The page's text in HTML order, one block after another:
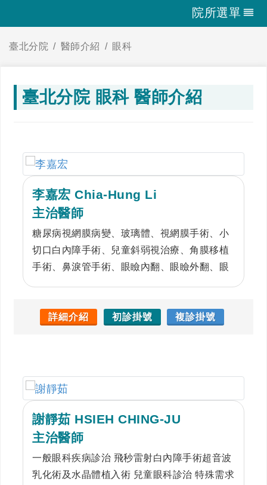
院所選單
臺北分院 醫師介紹 眼科
臺北分院 眼科 醫師介紹
李嘉宏 Chia-Hung Li
主治醫師
糖尿病視網膜病變、玻璃體、視網膜手術、小
切口白內障手術、兒童斜弱視治療、角膜移植
手術、鼻淚管手術、眼瞼內翻、眼瞼外翻、眼
詳細介紹 初診掛號 複診掛號
謝靜茹 HSIEH CHING-JU
主治醫師
一般眼科疾病診治 飛秒雷射白內障手術超音波
乳化術及水晶體植入術 兒童眼科診治 特殊需求